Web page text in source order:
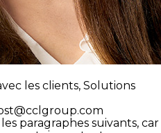
les clients, Solutions
paragraphes suivants, car